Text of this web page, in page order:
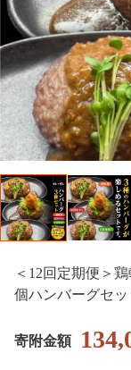
＜12回定期便＞
個ハンバーグセ
寄附金額